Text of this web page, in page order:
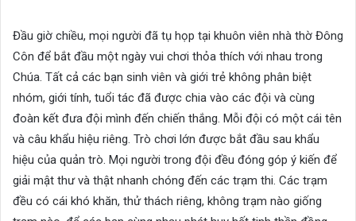
Đầu giờ chiều, mọi người đã tụ họp tại khuôn viên nhà thờ Đông
Côn để bắt đầu một ngày vui chơi thỏa thích với nhau trong
Chúa. Tất cả các bạn sinh viên và giới trẻ không phân biệt
nhóm, giới tính, tuổi tác đã được chia vào các đội và cùng
đoàn kết đưa đội mình đến chiến thắng. Mỗi đội có một cái tên
và câu khẩu hiệu riêng. Trò chơi lớn được bắt đầu sau khẩu
hiệu của quản trò. Mọi người trong đội đều đóng góp ý kiến để
giải mật thư và thật nhanh chóng đến các trạm thi. Các trạm
đều có cái khó khăn, thử thách riêng, không trạm nào giống